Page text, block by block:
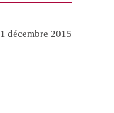
1 décembre 2015